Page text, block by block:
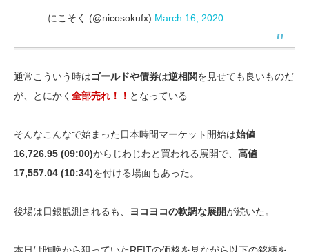
— にこそく (@nicosokufx) March 16, 2020
通常こういう時はゴールドや債券は逆相関を見せても良いものだ
が、とにかく 全部売れ！！ となっている
そんなこんなで始まった日本時間マーケット開始は始値
16,726.95 (09:00)からじわじわと買われる展開で、 高値
17,557.04 (10:34)を付ける場面もあった。
後場は日銀観測されるも、 ヨコヨコの軟調な展開が続いた。
本日は昨晩から狙っていたREITの価格を見ながら以下の銘柄を